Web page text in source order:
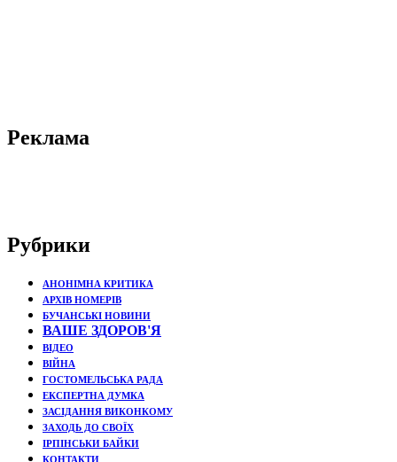
Реклама
Рубрики
АНОНІМНА КРИТИКА
АРХІВ НОМЕРІВ
БУЧАНСЬКІ НОВИНИ
ВАШЕ ЗДОРОВ'Я
ВІДЕО
ВІЙНА
ГОСТОМЕЛЬСЬКА РАДА
ЕКСПЕРТНА ДУМКА
ЗАСІДАННЯ ВИКОНКОМУ
ЗАХОДЬ ДО СВОЇХ
ІРПІНСЬКИ БАЙКИ
КОНТАКТИ